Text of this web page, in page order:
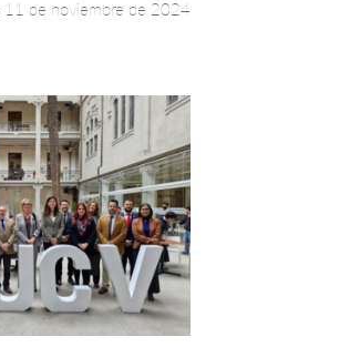
11 de noviembre de 2024